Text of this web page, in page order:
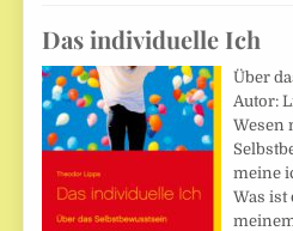
Das individuelle Ich
Über
Autor:
Wesen
meine
Was ist